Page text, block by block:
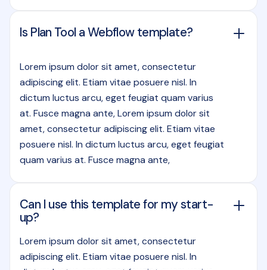
Is Plan Tool a Webflow template?
Lorem ipsum dolor sit amet, consectetur
adipiscing elit. Etiam vitae posuere nisl. In
dictum luctus arcu, eget feugiat quam varius
at. Fusce magna ante, Lorem ipsum dolor sit
amet, consectetur adipiscing elit. Etiam vitae
posuere nisl. In dictum luctus arcu, eget feugiat
quam varius at. Fusce magna ante,
Can I use this template for my start-
up?
Lorem ipsum dolor sit amet, consectetur
adipiscing elit. Etiam vitae posuere nisl. In